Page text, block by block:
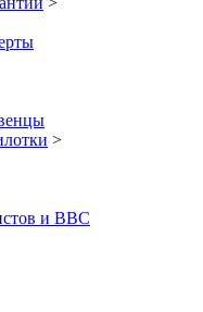
>
и ВВС